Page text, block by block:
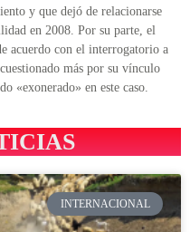
y que dejó de relacionarse
en 2008. Por su parte, el
acuerdo con el interrogatorio a
más por su vínculo
«exonerado» en este caso.
INTERNACIONAL